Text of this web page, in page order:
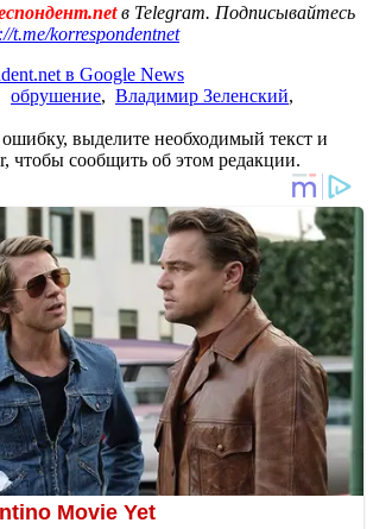
в Telegram. Подписывайтесь
t.me/korrespondentnet
в Google News
обрушение, Владимир Зеленский,
выделите необходимый текст и
чтобы сообщить об этом редакции.